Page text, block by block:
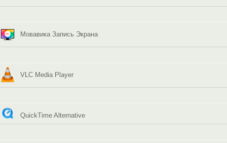
Мовавика Запись Экрана
VLC Media Player
QuickTime Alternative